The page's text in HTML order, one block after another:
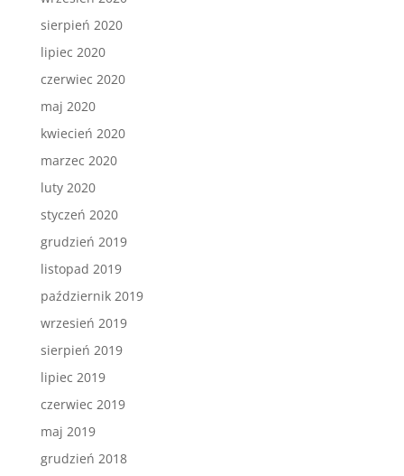
sierpień 2020
lipiec 2020
czerwiec 2020
maj 2020
kwiecień 2020
marzec 2020
luty 2020
styczeń 2020
grudzień 2019
listopad 2019
październik 2019
wrzesień 2019
sierpień 2019
lipiec 2019
czerwiec 2019
maj 2019
grudzień 2018